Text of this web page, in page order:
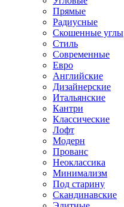
Прямые
Радиусные
Скошенные углы
Стиль
Современные
Евро
Английские
Дизайнерские
Итальянские
Кантри
Классические
Лофт
Модерн
Прованс
Неоклассика
Минимализм
Под старину
Скандинавские